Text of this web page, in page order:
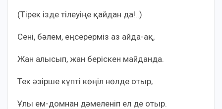
(Тірек ізде тілеуіңе қайдан да!..)
Сені, бәлем, еңсерерміз аз айда-ақ,
Жан алысып, жан беріскен майданда.
Тек әзірше күпті көңіл нөлде отыр,
Ұлы ем-домнан дәмеленіп ел де отыр.